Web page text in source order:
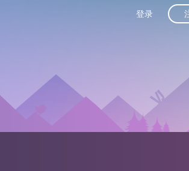
登录